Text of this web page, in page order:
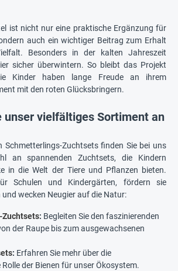
ist nicht nur eine praktische Ergänzung für
auch ein wichtiger Beitrag zum Erhalt
Besonders in der kalten Jahreszeit
sicher überwintern. So bleibt das Projekt
Kinder haben lange Freude an ihrem
mit den roten Glücksbringern.
unser vielfältiges Sortiment an
Schmetterlings-Zuchtsets finden Sie bei uns
an spannenden Zuchtsets, die Kindern
in die Welt der Tiere und Pflanzen bieten.
Schulen und Kindergärten, fördern sie
wecken Neugier auf die Natur:
: Begleiten Sie den faszinierenden
der Raupe bis zum ausgewachsenen
: Erfahren Sie mehr über die
der Bienen für unser Ökosystem.